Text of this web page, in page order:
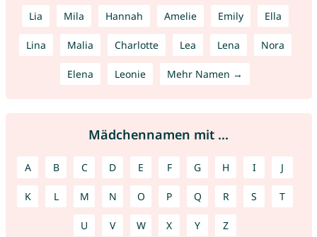
Lia Mila Hannah Amelie Emily Ella
Lina Malia Charlotte Lea Lena Nora
Elena Leonie Mehr Namen →
Mädchennamen mit ...
A B C D E F G H I J
K L M N O P Q R S T
U V W X Y Z